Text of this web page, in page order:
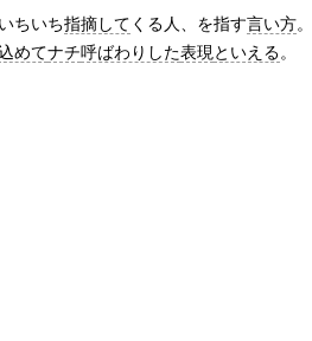
ちいち指摘して くる人、を指す言い方。
めてナチ呼ばわりした表現といえる。